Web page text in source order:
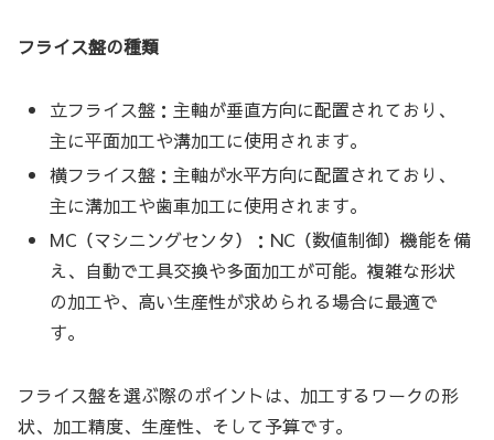
フライス盤の種類
立フライス盤：主軸が垂直方向に配置されており、
主に平面加工や溝加工に使用されます。
横フライス盤：主軸が水平方向に配置されており、
主に溝加工や歯車加工に使用されます。
MC（マシニングセンタ）：NC（数値制御）機能を備
え、自動で工具交換や多面加工が可能。複雑な形状
の加工や、高い生産性が求められる場合に最適で
す。
フライス盤を選ぶ際のポイントは、加工するワークの形
状、加工精度、生産性、そして予算です。